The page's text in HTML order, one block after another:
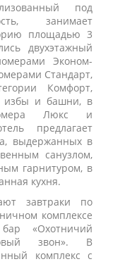
под
занимает
площадью 3
двухэтажный
Эконом-
Стандарт,
Комфорт,
избы и башни, в
Люкс и
предлагает
выдержанных в
санузлом,
гарнитуром, в
кухня.
завтраки по
комплексе
«Охотничий
звон». В
комплекс с